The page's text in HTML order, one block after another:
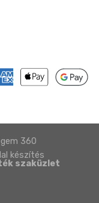
szaküzlet